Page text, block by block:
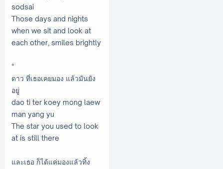
sodsai
Those days and nights
when we sit and look at
each other, smiles brightly
*
ดาว ที่เธอเคยมอง แล้วมันยัง
อยู่
dao ti ter koey mong laew
man yang yu
The star you used to look
at is still there
และเธอ ก็ได้แค่มองแล้วทิ้ง